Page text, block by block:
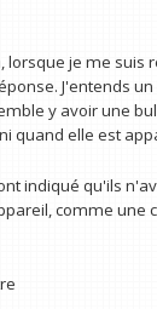
lorsque je me suis
J'entends
y avoir une
quand elle est
indiqué qu'ils
comme une